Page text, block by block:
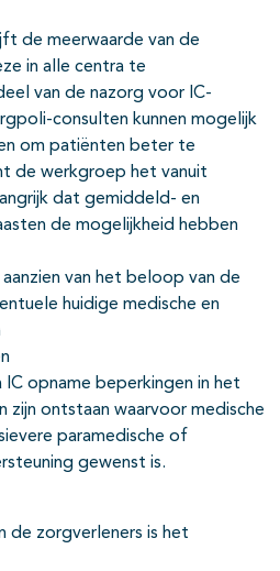
de meerwaarde van de
in alle centra te
van de nazorg voor IC-
consulten kunnen mogelijk
om patiënten beter te
de werkgroep het vanuit
dat gemiddeld- en
de mogelijkheid hebben
van het beloop van de
huidige medische en
opname beperkingen in het
zijn ontstaan waarvoor medische
paramedische of
gewenst is.
de zorgverleners is het